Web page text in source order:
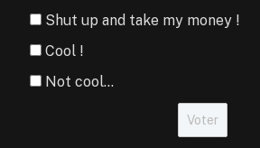
Shut up and take my money !
Cool !
Not cool...